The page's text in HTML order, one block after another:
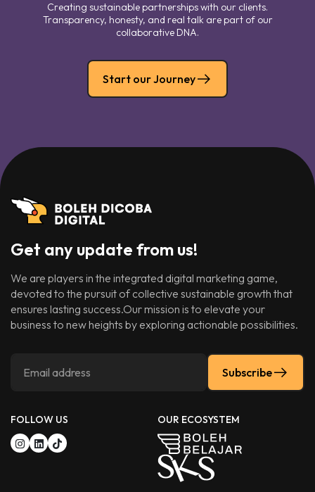
Creating sustainable partnerships with our clients.
Transparency, honesty, and real talk are part of our
collaborative DNA.
Start our Journey
Get any update from us!
We are players in the integrated digital marketing game,
devoted to the pursuit of collective sustainable growth that
ensures lasting success.Our mission is to elevate your
business to new heights by exploring actionable possibilities.
Subscribe
FOLLOW US OUR ECOSYSTEM